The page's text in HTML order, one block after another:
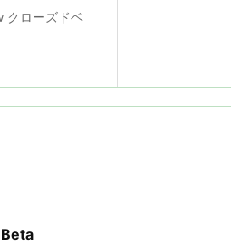
クローズドベ